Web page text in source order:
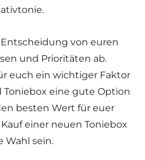
von euren
und Prioritäten ab.
euch ein wichtiger Faktor
Toniebox eine gute Option
besten Wert für euer
einer neuen Toniebox
Wahl sein.